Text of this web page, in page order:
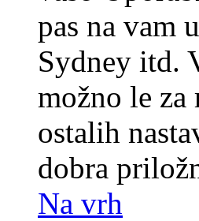
pas na vam
Sydney itd.
možno le
ostalih
dobra
Na vrh